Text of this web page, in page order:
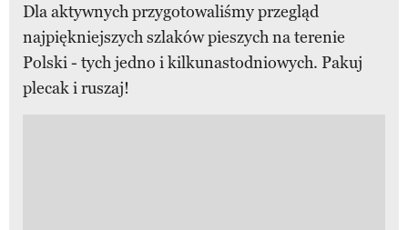
Dla aktywnych przygotowaliśmy przegląd
najpiękniejszych szlaków pieszych na terenie
Polski - tych jedno i kilkunastodniowych. Pakuj
plecak i ruszaj!